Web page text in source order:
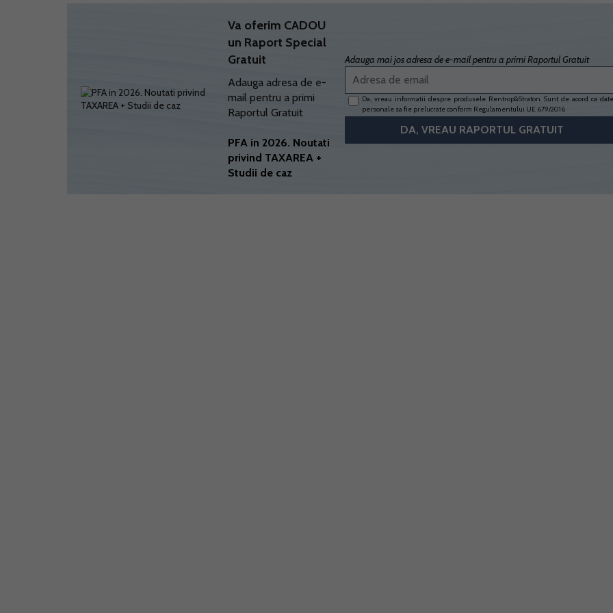
Va oferim CADOU
un Raport Special
Gratuit
Adauga adresa de e-
mail pentru a primi
Raportul Gratuit
PFA in 2026. Noutati
privind TAXAREA +
Studii de caz
Adauga mai jos adresa de e-mail pentru a primi Raportul Gratuit
Da, vreau informatii despre produsele Rentrop&Straton. Sunt de acord ca
personale sa fie prelucrate conform Regulamentului UE 679/2016